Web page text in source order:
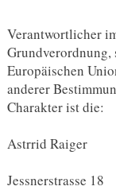
Verantwortlicher
Europäischen
anderer
Charakter ist die:
Astrrid Raiger
Jessnerstrasse 18